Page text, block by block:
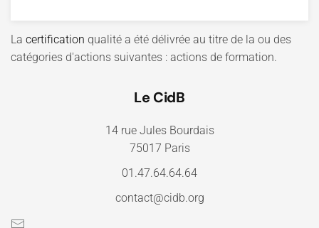
La certification qualité a été délivrée au titre de la ou des
catégories d'actions suivantes : actions de formation.
Le CidB
14 rue Jules Bourdais
75017 Paris
01.47.64.64.64
contact@cidb.org